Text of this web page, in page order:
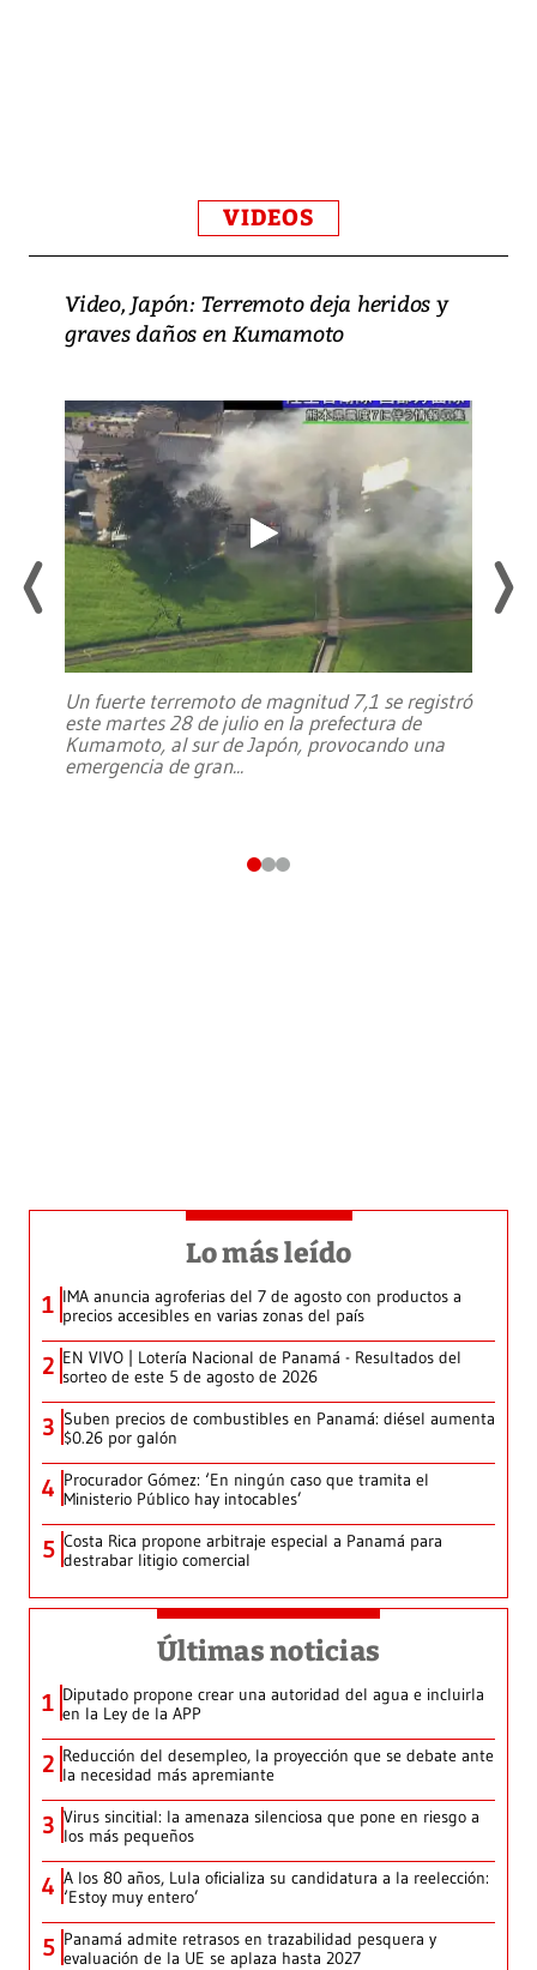
VIDEOS
Video, Japón: Terremoto deja heridos y
graves daños en Kumamoto
Un fuerte terremoto de magnitud 7,1 se registró
este martes 28 de julio en la prefectura de
Kumamoto, al sur de Japón, provocando una
emergencia de gran...
Lo más leído
1 IMA anuncia agroferias del 7 de agosto con productos a
precios accesibles en varias zonas del país
2 EN VIVO | Lotería Nacional de Panamá - Resultados del
sorteo de este 5 de agosto de 2026
3 Suben precios de combustibles en Panamá: diésel aumenta
$0.26 por galón
4 Procurador Gómez: ‘En ningún caso que tramita el
Ministerio Público hay intocables’
5 Costa Rica propone arbitraje especial a Panamá para
destrabar litigio comercial
Últimas noticias
1 Diputado propone crear una autoridad del agua e incluirla
en la Ley de la APP
2 Reducción del desempleo, la proyección que se debate ante
la necesidad más apremiante
3 Virus sincitial: la amenaza silenciosa que pone en riesgo a
los más pequeños
4 A los 80 años, Lula oficializa su candidatura a la reelección:
‘Estoy muy entero’
5 Panamá admite retrasos en trazabilidad pesquera y
evaluación de la UE se aplaza hasta 2027